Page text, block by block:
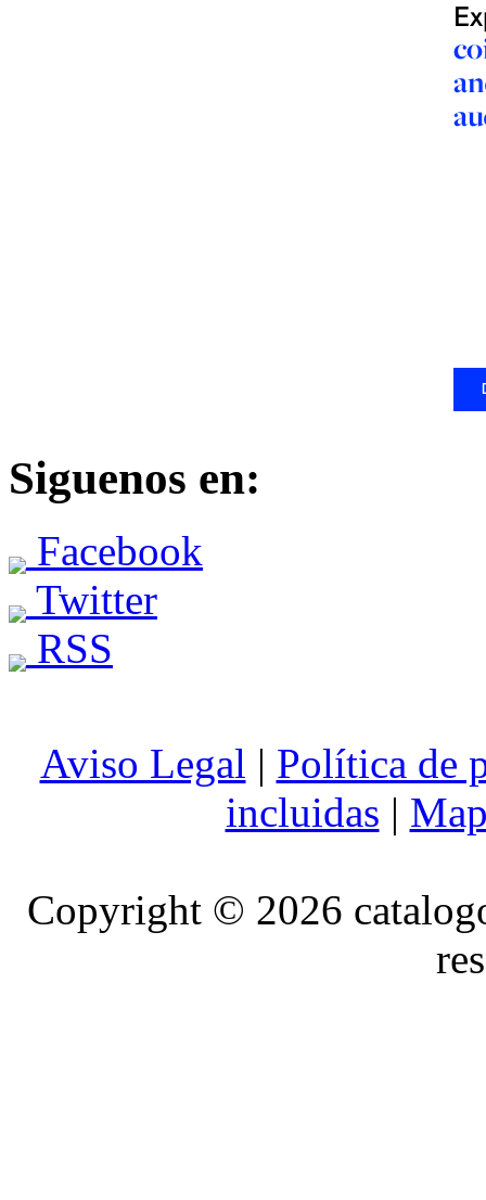
Siguenos en:
Facebook
Twitter
RSS
Aviso Legal | Política de
incluidas |
Copyright © 2026